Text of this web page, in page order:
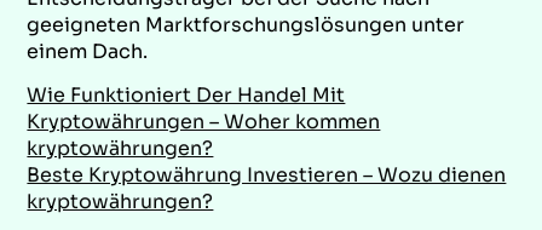
geeigneten Marktforschungslösungen unter
einem Dach.
Wie Funktioniert Der Handel Mit
Kryptowährungen – Woher kommen
kryptowährungen?
Beste Kryptowährung Investieren – Wozu dienen
kryptowährungen?